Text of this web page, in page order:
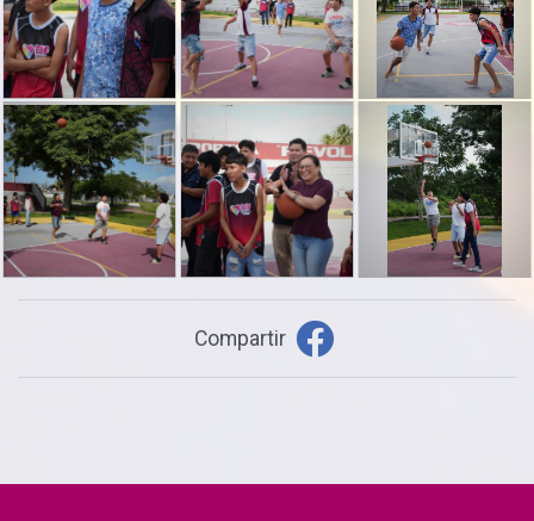
Compartir